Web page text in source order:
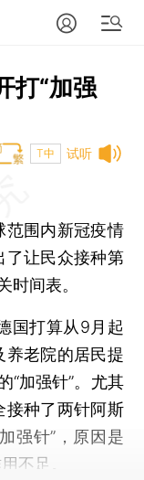
打“加强
试听
T中
围内新冠疫情
了让民众接种第
时间表。
打算从9月起
养老院的居民提
“加强针”。尤其
接种了两针阿斯
强针”，原因是
不足。